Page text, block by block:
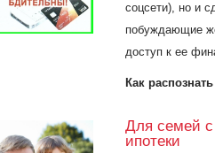
соцсети), но и
побуждающие
доступ к ее
Как
Для семей с
ипотеки